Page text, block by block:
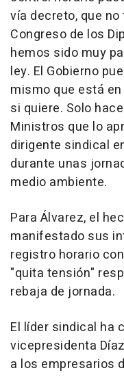
vía decreto, que
Congreso de los
hemos sido muy
ley. El Gobierno
mismo que está
si quiere. Solo
Ministros que lo
dirigente sindical
durante unas
medio ambiente.
Para Álvarez, el
manifestado sus
registro horario
"quita tensión"
rebaja de jornada.
El líder sindical ha
vicepresidenta
a los empresarios